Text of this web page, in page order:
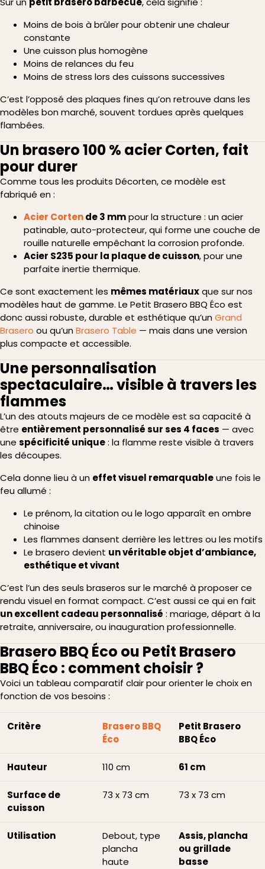
Moins de bois à brûler pour obtenir une chaleur
constante
Une cuisson plus homogène
Moins de relances du feu
Moins de stress lors des cuissons successives
C’est l’opposé des plaques fines qu’on retrouve dans les
modèles bon marché, souvent tordues après quelques
flambées.
Un brasero 100 % acier Corten, fait
pour durer
Comme tous les produits Décorten, ce modèle est
fabriqué en :
Acier Cortende 3 mmpour la structure : un acier
patinable, auto-protecteur, qui forme une couche de
rouille naturelle empêchant la corrosion profonde.
Acier S235 pour la plaque de cuisson, pour une
parfaite inertie thermique.
Ce sont exactement les mêmes matériauxque sur nos
modèles haut de gamme. Le Petit Brasero BBQ Éco est
donc aussi robuste, durable et esthétique qu’unGrand
Brasero ou qu’unBrasero Table — mais dans une version
plus compacte et accessible.
Une personnalisation
spectaculaire… visible à travers les
flammes
L’un des atouts majeurs de ce modèle est sa capacité à
être entièrement personnalisé sur ses 4 faces — avec
une spécificité unique: la flamme reste visible à travers
les découpes.
Cela donne lieu à un effet visuel remarquableune fois le
feu allumé :
Le prénom, la citation ou le logo apparaît en ombre
chinoise
Les flammes dansent derrière les lettres ou les motifs
Le brasero devient un véritable objet d’ambiance,
esthétique et vivant
C’est l’un des seuls braseros sur le marché à proposer ce
rendu visuel en format compact. C’est aussi ce qui en fait
un excellent cadeau personnalisé : mariage, départ à la
retraite, anniversaire, ou inauguration professionnelle.
Brasero BBQ Éco ou Petit Brasero
BBQ Éco : comment choisir ?
Voici un tableau comparatif clair pour orienter le choix en
fonction de vos besoins :
Critère
Brasero BBQ
Éco
Petit Brasero
BBQ Éco
Hauteur 110 cm 61 cm
Surface de
cuisson
73 x 73 cm 73 x 73 cm
Utilisation
Debout, type
plancha
haute
Assis, plancha
ou grillade
basse